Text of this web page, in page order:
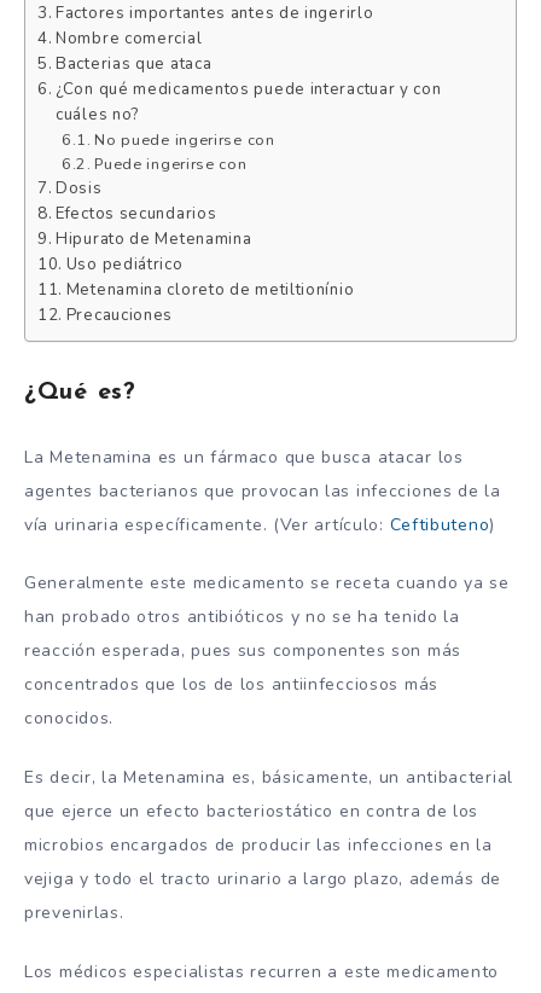
Factores importantes antes de ingerirlo
Nombre comercial
Bacterias que ataca
¿Con qué medicamentos puede interactuar y con
cuáles no?
No puede ingerirse con
Puede ingerirse con
Dosis
Efectos secundarios
Hipurato de Metenamina
Uso pediátrico
Metenamina cloreto de metiltionínio
Precauciones
¿Qué es?
La Metenamina es un fármaco que busca atacar los
agentes bacterianos que provocan las infecciones de la
vía urinaria específicamente. (Ver artículo: Ceftibuteno)
Generalmente este medicamento se receta cuando ya se
han probado otros antibióticos y no se ha tenido la
reacción esperada, pues sus componentes son más
concentrados que los de los antiinfecciosos más
conocidos.
Es decir, la Metenamina es, básicamente, un antibacterial
que ejerce un efecto bacteriostático en contra de los
microbios encargados de producir las infecciones en la
vejiga y todo el tracto urinario a largo plazo, además de
prevenirlas.
Los médicos especialistas recurren a este medicamento